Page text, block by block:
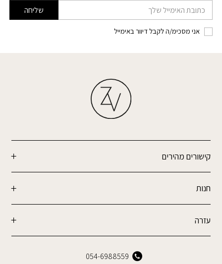
דוא׳׳ל שליחה
אני מסכימ/ה לקבל דיוור באימייל
קישורים מהירים
חנות
עזרה
054-6988559